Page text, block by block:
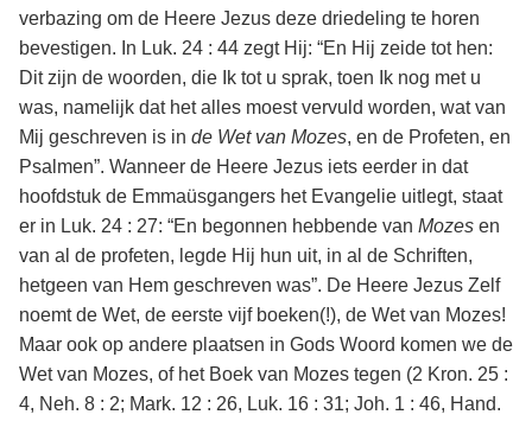
verbazing om de Heere Jezus deze driedeling te horen
bevestigen. In Luk. 24 : 44 zegt Hij: “En Hij zeide tot hen:
Dit zijn de woorden, die Ik tot u sprak, toen Ik nog met u
was, namelijk dat het alles moest vervuld worden, wat van
Mij geschreven is in de Wet van Mozes, en de Profeten, en
Psalmen”. Wanneer de Heere Jezus iets eerder in dat
hoofdstuk de Emmaüsgangers het Evangelie uitlegt, staat
er in Luk. 24 : 27: “En begonnen hebbende van Mozes en
van al de profeten, legde Hij hun uit, in al de Schriften,
hetgeen van Hem geschreven was”. De Heere Jezus Zelf
noemt de Wet, de eerste vijf boeken(!), de Wet van Mozes!
Maar ook op andere plaatsen in Gods Woord komen we de
Wet van Mozes, of het Boek van Mozes tegen (2 Kron. 25 :
4, Neh. 8 : 2; Mark. 12 : 26, Luk. 16 : 31; Joh. 1 : 46, Hand.